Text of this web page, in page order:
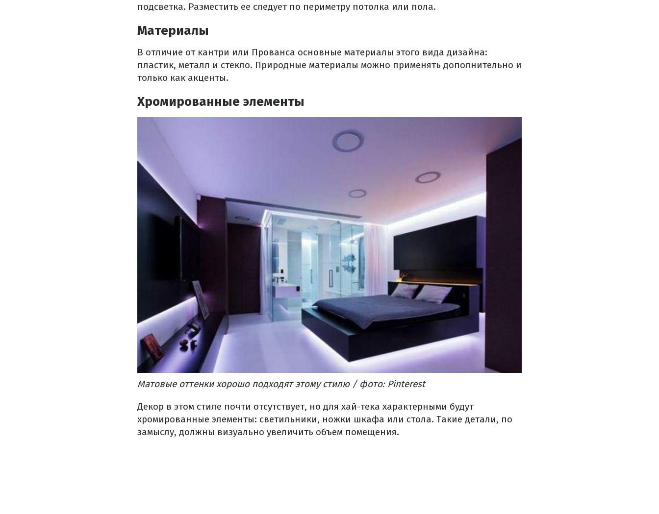
подсветка. Разместить ее следует по периметру потолка или пола.
Материалы
В отличие от кантри или Прованса основные материалы этого вида дизайна:
пластик, металл и стекло. Природные материалы можно применять дополнительно и
только как акценты.
Хромированные элементы
Матовые оттенки хорошо подходят этому стилю / фото: Pinterest
Декор в этом стиле почти отсутствует, но для хай-тека характерными будут
хромированные элементы: светильники, ножки шкафа или стола. Такие детали, по
замыслу, должны визуально увеличить объем помещения.